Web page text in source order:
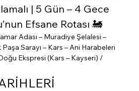
| 5 Gün – 4 Gece
Efsane Rotası 🚂
Adası – Muradiye Şelalesi –
Sarayı – Kars – Ani Harabeleri
Ekspresi (Kars – Kayseri) /